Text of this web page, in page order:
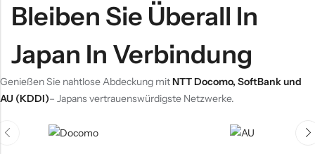
JETZT KAUFEN
Bleiben Sie Überall In
Japan In Verbindung
Genießen Sie nahtlose Abdeckung mitNTT Docomo, SoftBank und
AU (KDDI)– Japans vertrauenswürdigste Netzwerke.
Cloud-WLAN Pocket-WLAN